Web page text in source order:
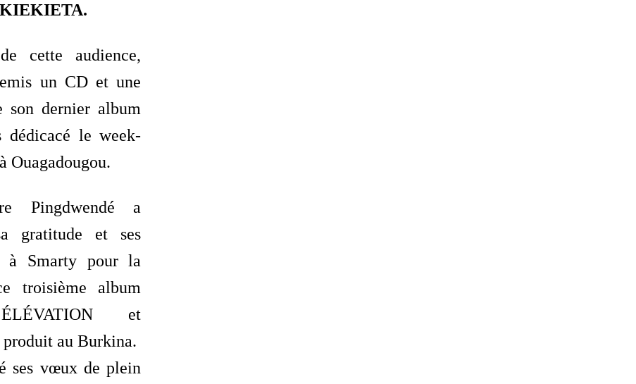
cette audience,
un CD et une
son dernier album
dédicacé le week-
Ouagadougou.
Pingdwendé a
gratitude et ses
à Smarty pour la
troisième album
et
au Burkina.
ses vœux de plein